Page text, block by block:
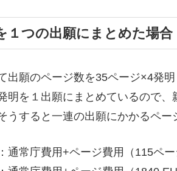
１つの出願にまとめた場合
出願のページ数を35ページ×4発
明を１出願にまとめているので
うすると一連の出願にかかるペー
常庁費用+ページ費用（115ペー